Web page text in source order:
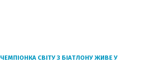
ЧЕМПІОНКА СВІТУ З БІАТЛОНУ ЖИВЕ У